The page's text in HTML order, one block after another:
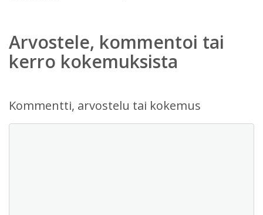
Arvostele, kommentoi tai
kerro kokemuksista
Kommentti, arvostelu tai kokemus